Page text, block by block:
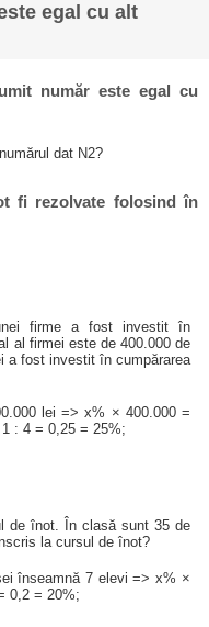
egal cu alt
număr este egal cu
dat N2?
fi rezolvate folosind în
firme a fost investit în
al firmei este de 400.000 de
a fost investit în cumpărarea
lei => x% × 400.000 =
: 4 = 0,25 = 25%;
de înot. În clasă sunt 35 de
la cursul de înot?
înseamnă 7 elevi => x% ×
0,2 = 20%;